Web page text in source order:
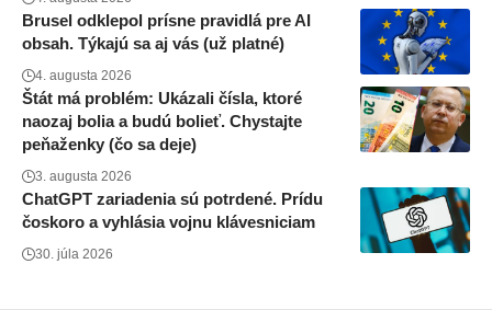
Brusel odklepol prísne pravidlá pre AI
obsah. Týkajú sa aj vás (už platné)
4. augusta 2026
Štát má problém: Ukázali čísla, ktoré
naozaj bolia a budú bolieť. Chystajte
peňaženky (čo sa deje)
3. augusta 2026
ChatGPT zariadenia sú potrdené. Prídu
čoskoro a vyhlásia vojnu klávesniciam
30. júla 2026